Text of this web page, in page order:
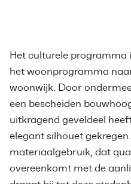
Het culturele programma
het woonprogramma
woonwijk. Door
een bescheiden
uitkragend geveldeel
elegant silhouet
materiaalgebruik, dat
overeenkomt met de